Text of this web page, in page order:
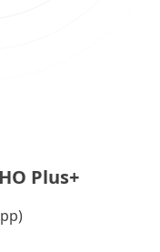
Plus+